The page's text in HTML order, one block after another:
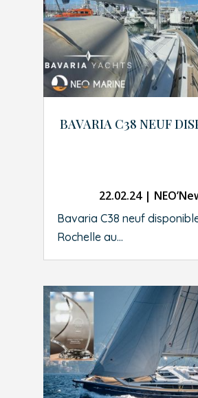
BAVARIA C38 NEUF
22.02.24|
Bavaria C38 neuf
Rochelle au...